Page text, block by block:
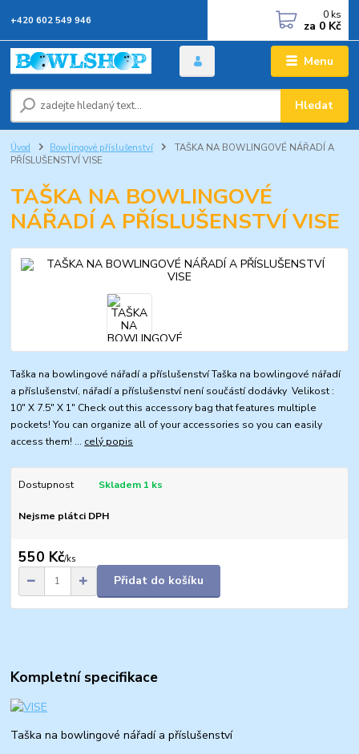
Menu
Hledat
+420 602 549 946 0 ks
za 0 Kč
Úvod Bowlingové příslušenství
TAŠKA NA BOWLINGOVÉ NÁŘADÍ A
PŘÍSLUŠENSTVÍ VISE
TAŠKA NA BOWLINGOVÉ
NÁŘADÍ A PŘÍSLUŠENSTVÍ VISE
Taška na bowlingové nářadí a příslušenství Taška na bowlingové nářadí
a příslušenství, nářadí a příslušenství není součástí dodávky Velikost :
10" X 7.5" X 1" Check out this accessory bag that features multiple
pockets! You can organize all of your accessories so you can easily
access them! ... celý popis
Dostupnost Skladem 1 ks
Nejsme plátci DPH
550 Kč/ks
Přidat do košíku
Kompletní specifikace
Taška na bowlingové nářadí a příslušenství